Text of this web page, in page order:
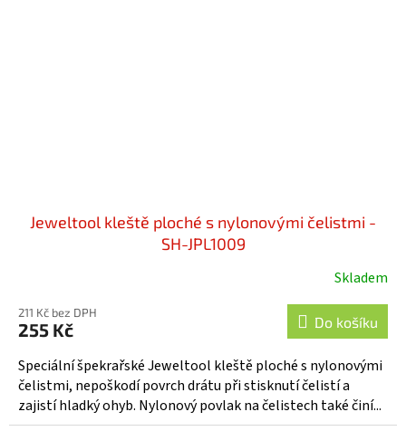
Jeweltool kleště ploché s nylonovými čelistmi -
SH-JPL1009
Skladem
211 Kč bez DPH
255 Kč Do košíku
Speciální špekrařské Jeweltool kleště ploché s nylonovými
čelistmi, nepoškodí povrch drátu při stisknutí čelistí a
zajistí hladký ohyb. Nylonový povlak na čelistech také činí...